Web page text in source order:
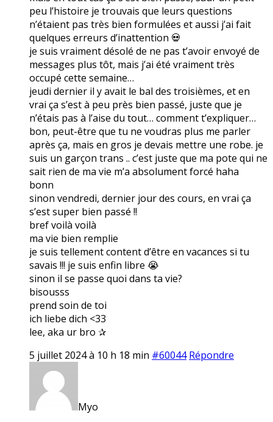
peu l’histoire je trouvais que leurs questions
n’étaient pas très bien formulées et aussi j’ai fait
quelques erreurs d’inattention 💀
je suis vraiment désolé de ne pas t’avoir envoyé de
messages plus tôt, mais j’ai été vraiment très
occupé cette semaine…
jeudi dernier il y avait le bal des troisièmes, et en
vrai ça s’est à peu près bien passé, juste que je
n’étais pas à l’aise du tout… comment t’expliquer…
bon, peut-être que tu ne voudras plus me parler
après ça, mais en gros je devais mettre une robe. je
suis un garçon trans .. c’est juste que ma pote qui ne
sait rien de ma vie m’a absolument forcé haha
bonn
sinon vendredi, dernier jour des cours, en vrai ça
s’est super bien passé !!
bref voilà voilà
ma vie bien remplie
je suis tellement content d’être en vacances si tu
savais !!! je suis enfin libre 😭
sinon il se passe quoi dans ta vie?
bisousss
prend soin de toi
ich liebe dich <33
lee, aka ur bro ✰
5 juillet 2024 à 10 h 18 min #60044 Répondre
Myo